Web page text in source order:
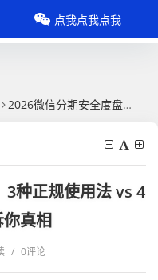
2026微信分期安全度盘点：3种正规使用法 vs 4大套现骗局，实测数据告诉你真相
3种正规使用法 vs 4
真相
/ 0评论
点我点我点我